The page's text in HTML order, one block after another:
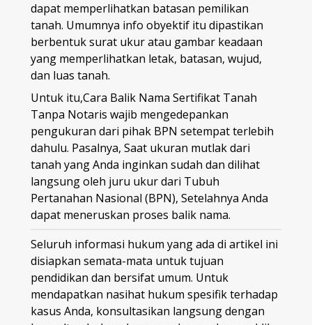
dapat memperlihatkan batasan pemilikan
tanah. Umumnya info obyektif itu dipastikan
berbentuk surat ukur atau gambar keadaan
yang memperlihatkan letak, batasan, wujud,
dan luas tanah.
Untuk itu,Cara Balik Nama Sertifikat Tanah
Tanpa Notaris wajib mengedepankan
pengukuran dari pihak BPN setempat terlebih
dahulu. Pasalnya, Saat ukuran mutlak dari
tanah yang Anda inginkan sudah dan dilihat
langsung oleh juru ukur dari Tubuh
Pertanahan Nasional (BPN), Setelahnya Anda
dapat meneruskan proses balik nama.
Seluruh informasi hukum yang ada di artikel ini
disiapkan semata-mata untuk tujuan
pendidikan dan bersifat umum. Untuk
mendapatkan nasihat hukum spesifik terhadap
kasus Anda, konsultasikan langsung dengan